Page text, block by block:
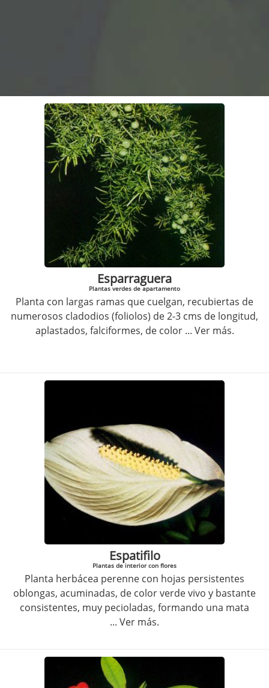
Esparraguera
Plantas verdes de apartamento
Planta con largas ramas que cuelgan, recubiertas de
numerosos cladodios (foliolos) de 2-3 cms de longitud,
aplastados, falciformes, de color... Ver más.
Espatifilo
Plantas de interior con flores
Planta herbácea perenne con hojas persistentes
oblongas, acuminadas, de color verde vivo y bastante
consistentes, muy pecioladas, formando una mata
... Ver más.